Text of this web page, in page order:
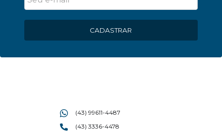
CADASTRAR
(43) 99611-4487
(43) 3336-4478